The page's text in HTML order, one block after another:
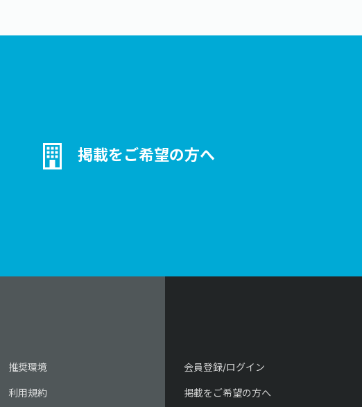
掲載をご希望の方へ
推奨環境
利用規約
会員登録/ログイン
掲載をご希望の方へ